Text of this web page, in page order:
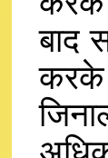
बाद
करके